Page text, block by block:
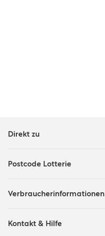
Direkt zu
Postcode Lotterie
Verbraucherinformationen
Kontakt & Hilfe